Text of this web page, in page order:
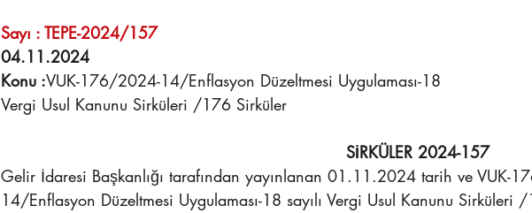
Sayı : TEPE-2024/
04.11.2024
Konu :VUK-176/2024-14/Enflasyon Düzeltmesi Uygulaması-18
Vergi Usul Kanunu Sirküleri /176 Sirküler
SİRKÜLER 2024-157
Gelir İdaresi Başkanlığı tarafından yayınlanan 01.11.2024 tarih ve VUK-
14/Enflasyon Düzeltmesi Uygulaması-18 sayılı Vergi Usul Kanunu Sirküleri